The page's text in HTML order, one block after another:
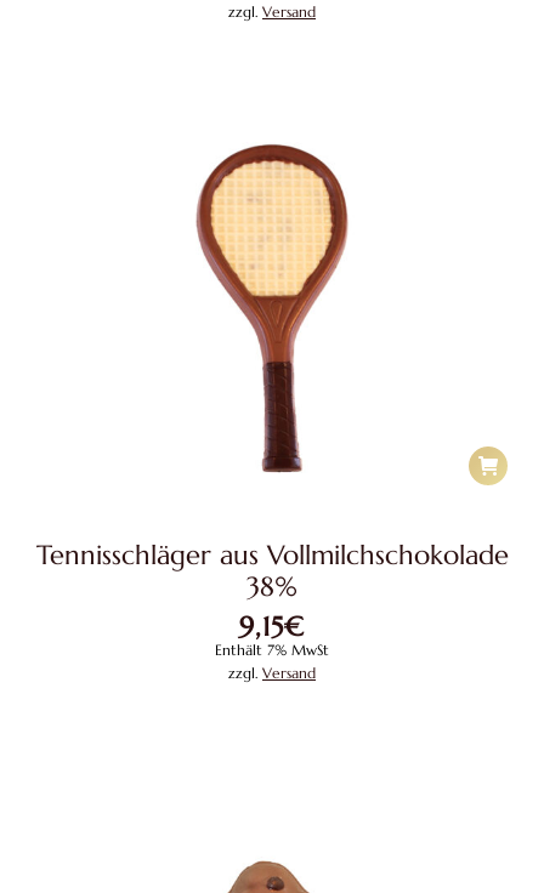
zzgl. Versand
Tennisschläger aus Vollmilchschokolade
38%
9,15€
Enthält 7% MwSt
zzgl. Versand